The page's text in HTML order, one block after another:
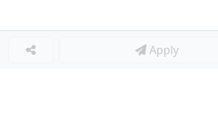
Apply